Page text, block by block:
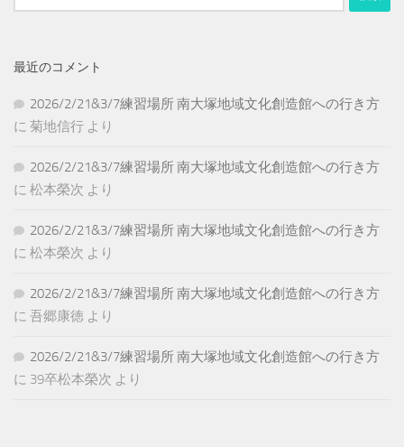
索:
最近のコメント
2026/2/21&3/7練習場所 南大塚地域文化創造館への行き方
に 菊地信行 より
2026/2/21&3/7練習場所 南大塚地域文化創造館への行き方
に 松本榮次 より
2026/2/21&3/7練習場所 南大塚地域文化創造館への行き方
に 松本榮次 より
2026/2/21&3/7練習場所 南大塚地域文化創造館への行き方
に 吾郷康徳 より
2026/2/21&3/7練習場所 南大塚地域文化創造館への行き方
に 39卒松本榮次 より